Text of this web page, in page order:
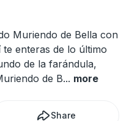
Muriendo de Bella con
enteras de lo último
de la farándula,
de B... more
Share